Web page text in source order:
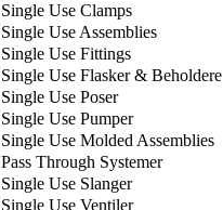
Single Use Clamps
Single Use Assemblies
Single Use Fittings
Single Use Flasker & Beholdere
Single Use Poser
Single Use Pumper
Single Use Molded Assemblies
Pass Through Systemer
Single Use Slanger
Single Use Ventiler